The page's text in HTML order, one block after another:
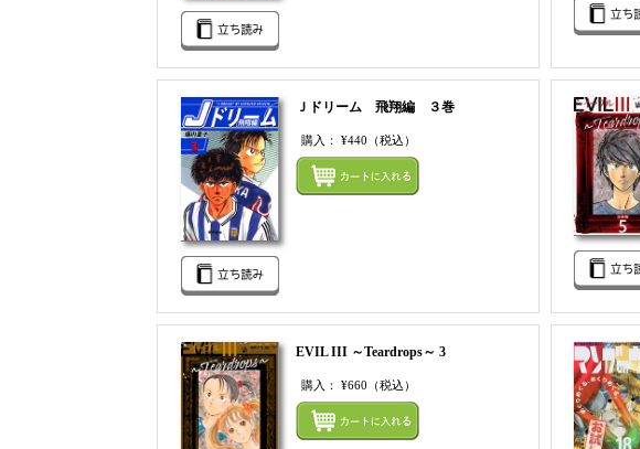
Ｊドリーム 飛翔編 ３巻
購入： ¥440 （税込）
まとめてカ
EVIL III ～Teardrops～ 3
購入： ¥660 （税込）
まとめてカ